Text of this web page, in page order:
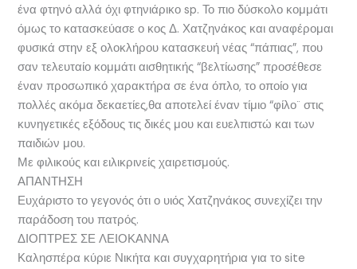
ένα φτηνό αλλά όχι φτηνιάρικο sp. Το πιο δύσκολο κομμάτι
όμως το κατασκεύασε ο κος Δ. Χατζηνάκος και αναφέρομαι
φυσικά στην εξ ολοκλήρου κατασκευή νέας “πάπιας”, που
σαν τελευταίο κομμάτι αισθητικής “βελτίωσης” προσέθεσε
έναν προσωπικό χαρακτήρα σε ένα όπλο, το οποίο για
πολλές ακόμα δεκαετίες,θα αποτελεί έναν τίμιο “φίλο¨ στις
κυνηγετικές εξόδους τις δικές μου και ευελπιστώ και των
παιδιών μου.
Με φιλικούς και ειλικρινείς χαιρετισμούς.
ΑΠΑΝΤΗΣΗ
Ευχάριστο το γεγονός ότι ο υιός Χατζηνάκος συνεχίζει την
παράδοση του πατρός.
ΔΙΟΠΤΡΕΣ ΣΕ ΛΕΙΟΚΑΝΝΑ
Καλησπέρα κύριε Νικήτα και συγχαρητήρια για το site